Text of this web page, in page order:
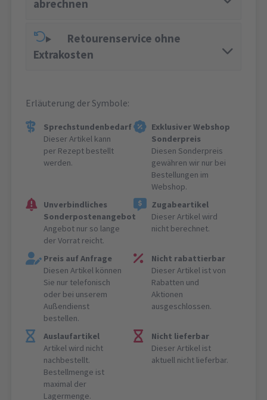
abrechnen
Retourenservice ohne
Extrakosten
Erläuterung der Symbole:
Sprechstundenbedarf
Dieser Artikel kann
per Rezept bestellt
werden.
Exklusiver Webshop
Sonderpreis
Diesen Sonderpreis
gewähren wir nur bei
Bestellungen im
Webshop.
Unverbindliches
Sonderpostenangebot
Angebot nur so lange
der Vorrat reicht.
Zugabeartikel
Dieser Artikel wird
nicht berechnet.
Preis auf Anfrage
Diesen Artikel können
Sie nur telefonisch
oder bei unserem
Außendienst
bestellen.
Nicht rabattierbar
Dieser Artikel ist von
Rabatten und
Aktionen
ausgeschlossen.
Auslaufartikel
Artikel wird nicht
nachbestellt.
Bestellmenge ist
maximal der
Lagermenge.
Nicht lieferbar
Dieser Artikel ist
aktuell nicht lieferbar.